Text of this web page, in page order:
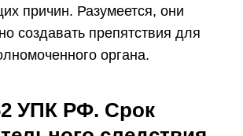
причин. Разумеется, они
создавать препятствия для
органа.
УПК РФ. Срок